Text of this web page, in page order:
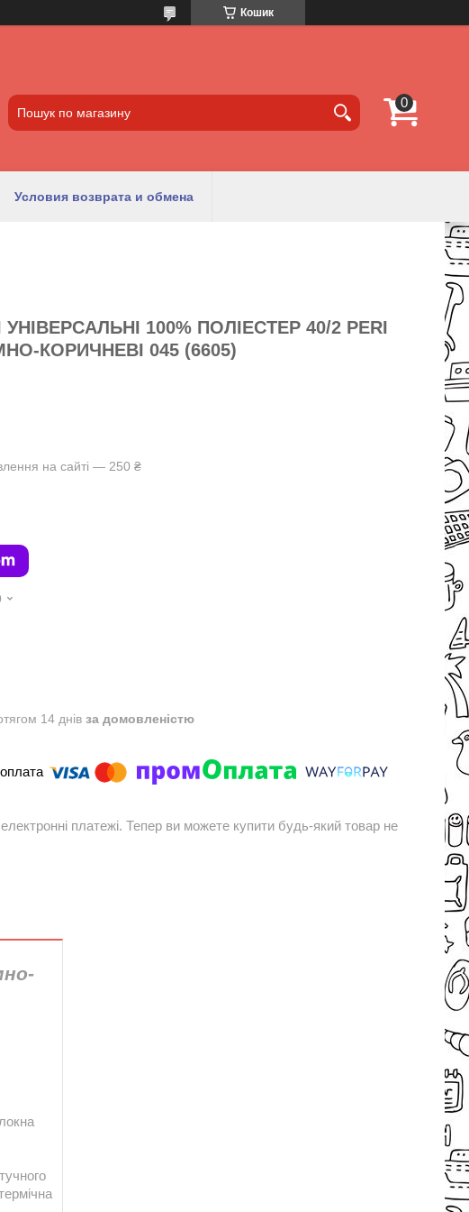
Кошик
Условия возврата и обмена
100% ПОЛІЕСТЕР 40/2 PERI
КОРИЧНЕВІ 045 (6605)
на сайті — 250 ₴
14 днів за домовленістю
електронні платежі. Тепер ви можете купити будь-який товар не